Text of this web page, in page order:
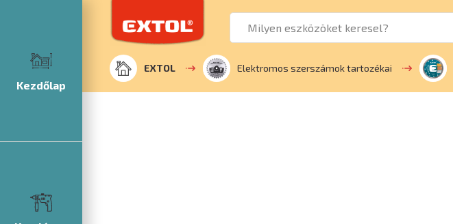
Kezdőlap
EXTOL Elektromos szerszámok tartozékai